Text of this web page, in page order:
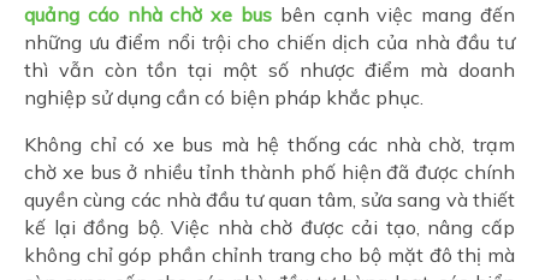
quảng cáo nhà chờ xe bus bên cạnh việc mang đến
những ưu điểm nổi trội cho chiến dịch của nhà đầu tư
thì vẫn còn tồn tại một số nhược điểm mà doanh
nghiệp sử dụng cần có biện pháp khắc phục.
Không chỉ có xe bus mà hệ thống các nhà chờ, trạm
chờ xe bus ở nhiều tỉnh thành phố hiện đã được chính
quyền cùng các nhà đầu tư quan tâm, sửa sang và thiết
kế lại đồng bộ. Việc nhà chờ được cải tạo, nâng cấp
không chỉ góp phần chỉnh trang cho bộ mặt đô thị mà